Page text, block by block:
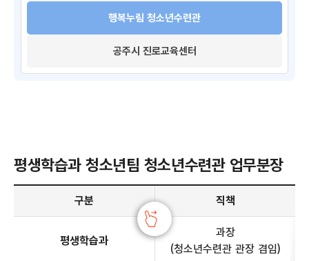
행복누림 청소년수련관
공주시 진로교육센터
평생학습과 청소년팀 청소년수련관 업무분장
평생학습과 청소년팀 청소년수련관 업무분장 안내 - 구분, 직책, 전화번호, 주요업무 정보 제공
구분
직책
평생학습과
과장
(청소년수련관 관장 겸임)